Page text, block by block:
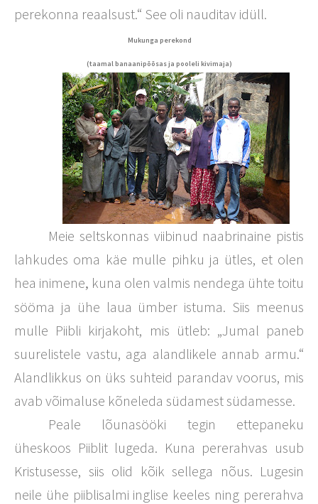
perekonna reaalsust.“ See oli nauditav idüll.
Mukunga perekond
(taamal banaanipõõsas ja pooleli kivimaja)
Meie seltskonnas viibinud naabrinaine pistis
lahkudes oma käe mulle pihku ja ütles, et olen
hea inimene, kuna olen valmis nendega ühte toitu
sööma ja ühe laua ümber istuma. Siis meenus
mulle Piibli kirjakoht, mis ütleb: „Jumal paneb
suurelistele vastu, aga alandlikele annab armu.“
Alandlikkus on üks suhteid parandav voorus, mis
avab võimaluse kõneleda südamest südamesse.
Peale lõunasööki tegin ettepaneku
üheskoos Piiblit lugeda. Kuna pererahvas usub
Kristusesse, siis olid kõik sellega nõus. Lugesin
neile ühe piiblisalmi inglise keeles ning pererahva